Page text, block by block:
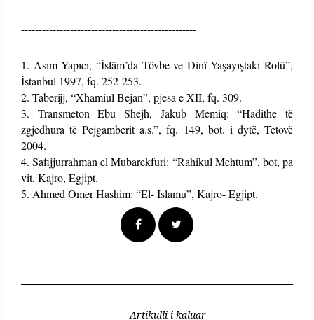
--------------------------------------------------
1. Asım Yapıcı, “İslâm’da Tövbe ve Dinî Yaşayıştaki Rolü”,
İstanbul 1997, fq. 252-253.
2. Taberijj, “Xhamiul Bejan”, pjesa e XII, fq. 309.
3. Transmeton Ebu Shejh, Jakub Memiq: “Hadithe të
zgjedhura të Pejgamberit a.s.”, fq. 149, bot. i dytë, Tetovë
2004.
4. Safijjurrahman el Mubarekfuri: “Rahikul Mehtum”, bot, pa
vit, Kajro, Egjipt.
5. Ahmed Omer Hashim: “El- Islamu”, Kajro- Egjipt.
Artikulli i kaluar